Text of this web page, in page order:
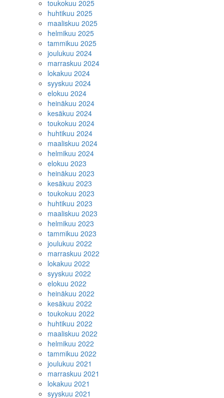
toukokuu 2025
huhtikuu 2025
maaliskuu 2025
helmikuu 2025
tammikuu 2025
joulukuu 2024
marraskuu 2024
lokakuu 2024
syyskuu 2024
elokuu 2024
heinäkuu 2024
kesäkuu 2024
toukokuu 2024
huhtikuu 2024
maaliskuu 2024
helmikuu 2024
elokuu 2023
heinäkuu 2023
kesäkuu 2023
toukokuu 2023
huhtikuu 2023
maaliskuu 2023
helmikuu 2023
tammikuu 2023
joulukuu 2022
marraskuu 2022
lokakuu 2022
syyskuu 2022
elokuu 2022
heinäkuu 2022
kesäkuu 2022
toukokuu 2022
huhtikuu 2022
maaliskuu 2022
helmikuu 2022
tammikuu 2022
joulukuu 2021
marraskuu 2021
lokakuu 2021
syyskuu 2021